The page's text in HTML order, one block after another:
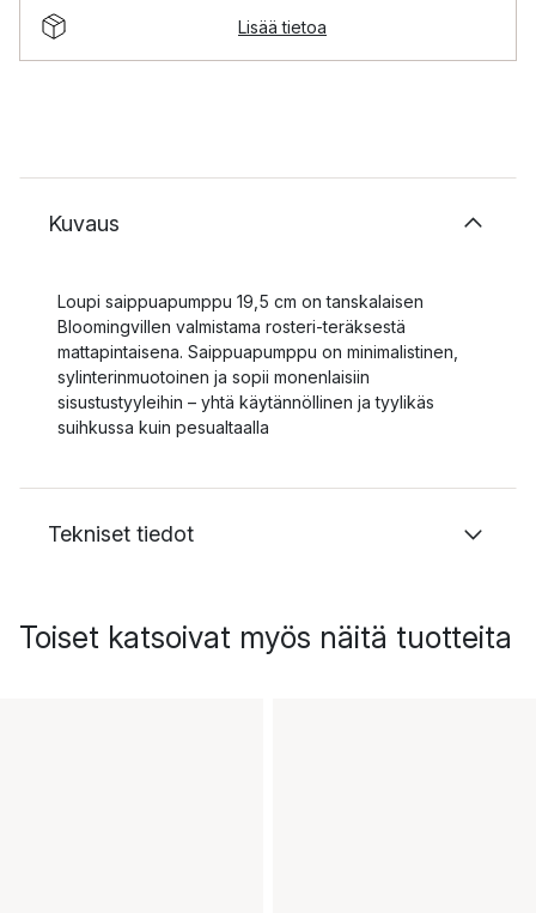
Lisää tietoa
Kuvaus
Loupi saippuapumppu 19,5 cm on tanskalaisen
Bloomingvillen valmistama rosteri-teräksestä
mattapintaisena. Saippuapumppu on minimalistinen,
sylinterinmuotoinen ja sopii monenlaisiin
sisustustyyleihin – yhtä käytännöllinen ja tyylikäs
suihkussa kuin pesualtaalla
Tekniset tiedot
Toiset katsoivat myös näitä tuotteita